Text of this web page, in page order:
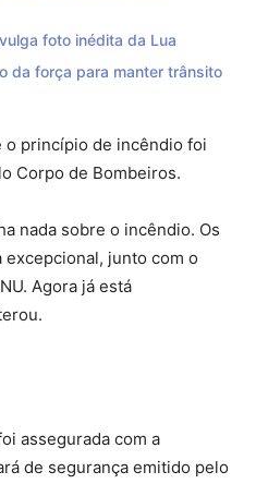
foto inédita da Lua
da força para manter trânsito
o princípio de incêndio foi
Corpo de Bombeiros.
nada sobre o incêndio. Os
junto com o
Agora já está
assegurada com a
de segurança emitido pelo